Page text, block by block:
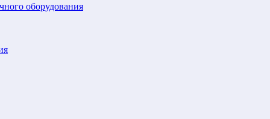
оборудования